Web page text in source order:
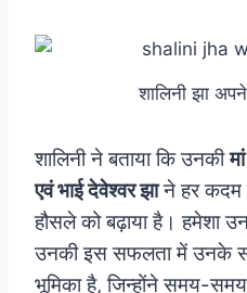
शालिनी झा
शालिनी ने बताया कि उनकी
एवं भाई देवेश्वर झाने हर कदम
हौसले को बढ़ाया है। हमेशा
उनकी इस सफलता में उनके
भूमिका है, जिन्होंने समय-समय